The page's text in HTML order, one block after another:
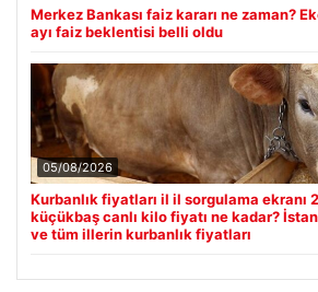
Merkez Bankası faiz kararı ne zaman?
ayı faiz beklentisi belli oldu
05/08/2026
Kurbanlık fiyatları il il sorgulama ekranı
küçükbaş canlı kilo fiyatı ne kadar?
ve tüm illerin kurbanlık fiyatları